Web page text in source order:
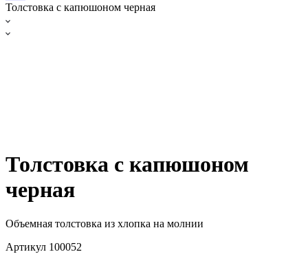
Толстовка с капюшоном черная
Толстовка с капюшоном
черная
Объемная толстовка из хлопка на молнии
Артикул 100052